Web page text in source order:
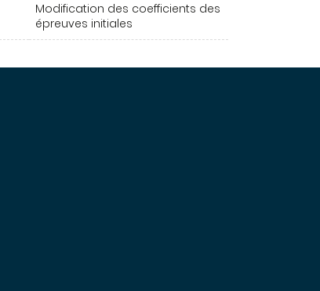
Modification des coefficients des
épreuves initiales